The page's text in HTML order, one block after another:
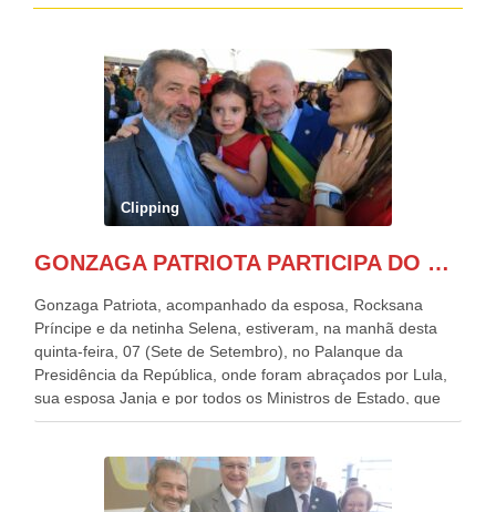
Clipping
GONZAGA PATRIOTA PARTICIPA DO DESFILE DA INDEPENDÊNCIA NO PALANQUE DA PRESIDÊNCIA DA REPÚBLICA E É ABRAÇADO POR LULA E POR GERALDO ALCKMIN.
Gonzaga Patriota, acompanhado da esposa, Rocksana
Príncipe e da netinha Selena, estiveram, na manhã desta
quinta-feira, 07 (Sete de Setembro), no Palanque da
Presidência da República, onde foram abraçados por Lula,
sua esposa Janja e por todos os Ministros de Estado, que
estavam presentes, nos Desfiles da Independência da
outros desfiles, na Esplanada dos Ministérios, disse ter sido
o deste ano, o maior e o mais organizado de todos. “Há